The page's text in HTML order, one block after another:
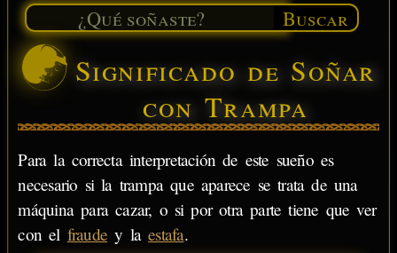
Buscar
Significado de Soñar
con Trampa
Para la correcta interpretación de este sueño es
necesario si la trampa que aparece se trata de una
máquina para cazar, o si por otra parte tiene que ver
con el fraude y laestafa.